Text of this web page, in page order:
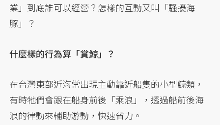
業」到底誰可以經營？怎樣的互動又叫「騷擾海
豚」？
什麼樣的行為算「賞鯨」？
在台灣東部近海常出現主動靠近船隻的小型鯨類，
有時牠們會跟在船身前後「乘浪」，透過船前後海
浪的律動來輔助游動，快速省力。